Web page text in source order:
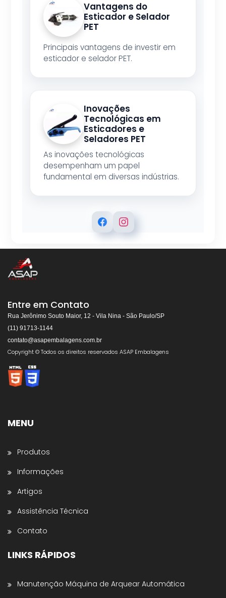
Vantagens do
Esticador e Selador
PET
Principais vantagens de investir em
esticador e selador PET.
Inovações
Tecnológicas em
Esticadores e
Seladores PET
As inovações tecnológicas
desempenham um papel
fundamental em diversas indústrias.
Respondemos rapidamente
👋Olá! Bem-vindo!
Somos especialistas em
Envolvedoras, Filme Stretch, Fitas de Arquear,
Selos para Fitas de Arquear, Aplicador de Filme
Preencha os dados abaixo e o atendimento
Nome da Empresa *
Estado *
Entre em Contato
Rua Jerônimo Souto Maior, 12 - Vila Nina - São Paulo/SP
(11) 91713-1144
contato@asapembalagens.com.br
Copyright © Todos os direitos reservados ASAP Embalagens
MENU
Produtos
Informações
Artigos
Assistência Técnica
Contato
LINKS RÁPIDOS
Manutenção Máquina de Arquear Automática